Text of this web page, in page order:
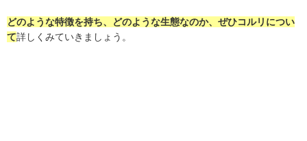
どのような特徴を持ち、どのような生態なのか、ぜひコルリについ
て詳しくみていきましょう。